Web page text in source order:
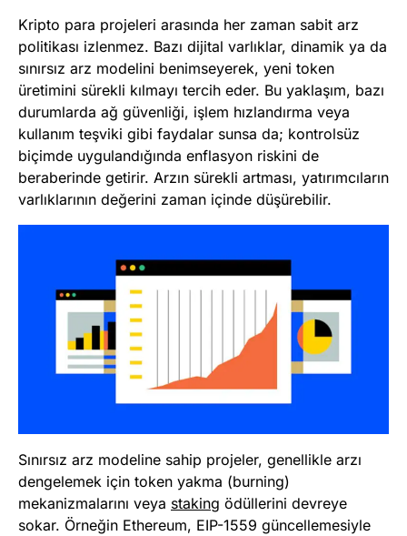
Kripto para projeleri arasında her zaman sabit arz
politikası izlenmez. Bazı dijital varlıklar, dinamik ya da
sınırsız arz modelini benimseyerek, yeni token
üretimini sürekli kılmayı tercih eder. Bu yaklaşım, bazı
durumlarda ağ güvenliği, işlem hızlandırma veya
kullanım teşviki gibi faydalar sunsa da; kontrolsüz
biçimde uygulandığında enflasyon riskini de
beraberinde getirir. Arzın sürekli artması, yatırımcıların
varlıklarının değerini zaman içinde düşürebilir.
Sınırsız arz modeline sahip projeler, genellikle arzı
dengelemek için token yakma (burning)
mekanizmalarını veya staking ödüllerini devreye
sokar. Örneğin Ethereum, EIP-1559 güncellemesiyle